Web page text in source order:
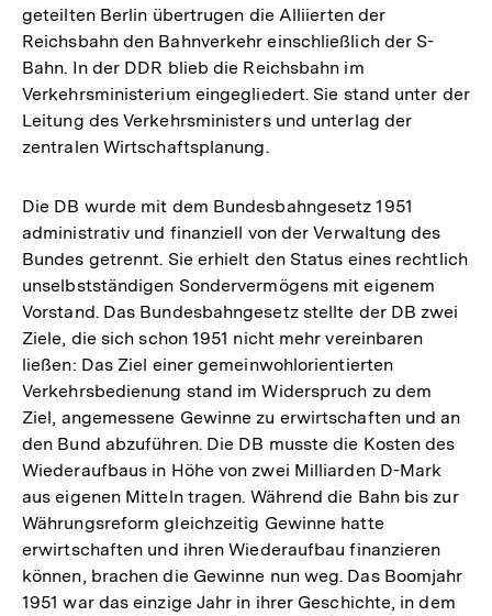
geteilten Berlin übertrugen die Alliierten der
Reichsbahn den Bahnverkehr einschließlich der S-
Bahn. In der DDR blieb die Reichsbahn im
Verkehrsministerium eingegliedert. Sie stand unter der
Leitung des Verkehrsministers und unterlag der
zentralen Wirtschaftsplanung.
Die DB wurde mit dem Bundesbahngesetz 1951
administrativ und finanziell von der Verwaltung des
Bundes getrennt. Sie erhielt den Status eines rechtlich
unselbstständigen Sondervermögens mit eigenem
Vorstand. Das Bundesbahngesetz stellte der DB zwei
Ziele, die sich schon 1951 nicht mehr vereinbaren
ließen: Das Ziel einer gemeinwohlorientierten
Verkehrsbedienung stand im Widerspruch zu dem
Ziel, angemessene Gewinne zu erwirtschaften und an
den Bund abzuführen. Die DB musste die Kosten des
Wiederaufbaus in Höhe von zwei Milliarden D-Mark
aus eigenen Mitteln tragen. Während die Bahn bis zur
Währungsreform gleichzeitig Gewinne hatte
erwirtschaften und ihren Wiederaufbau finanzieren
können, brachen die Gewinne nun weg. Das Boomjahr
1951 war das einzige Jahr in ihrer Geschichte, in dem